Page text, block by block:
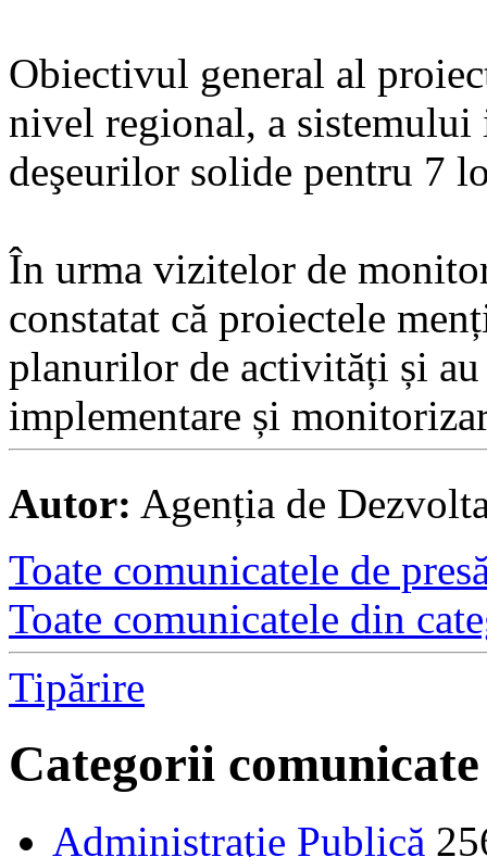
Obiectivul general al
nivel regional, a sistemului
deşeurilor solide pentru 7
În urma vizitelor de
constatat că proiectele
planurilor de activități și au
implementare și
Autor: Agenția de
Toate comunicatele de
Toate comunicatele din
Tipărire
Categorii comunicate
Administraţie Publică